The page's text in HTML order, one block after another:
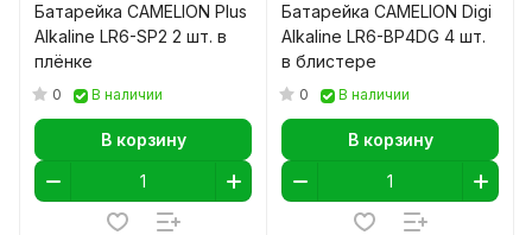
Батарейка CAMELION Plus
Alkaline LR6-SP2 2 шт. в
плёнке
0 В наличии
В корзину
Батарейка CAMELION Digi
Alkaline LR6-BP4DG 4 шт.
в блистере
0 В наличии
В корзину